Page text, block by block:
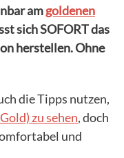
amgoldenen
sich SOFORT das
herstellen. Ohne
die Tipps nutzen,
zu sehen, doch
und